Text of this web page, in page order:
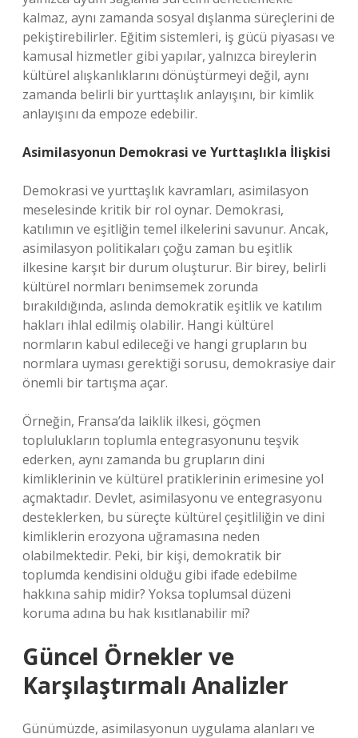
kalmaz, aynı zamanda sosyal dışlanma süreçlerini de
pekiştirebilirler. Eğitim sistemleri, iş gücü piyasası ve
kamusal hizmetler gibi yapılar, yalnızca bireylerin
kültürel alışkanlıklarını dönüştürmeyi değil, aynı
zamanda belirli bir yurttaşlık anlayışını, bir kimlik
anlayışını da empoze edebilir.
Asimilasyonun Demokrasi ve Yurttaşlıkla İlişkisi
Demokrasi ve yurttaşlık kavramları, asimilasyon
meselesinde kritik bir rol oynar. Demokrasi,
katılımın ve eşitliğin temel ilkelerini savunur. Ancak,
asimilasyon politikaları çoğu zaman bu eşitlik
ilkesine karşıt bir durum oluşturur. Bir birey, belirli
kültürel normları benimsemek zorunda
bırakıldığında, aslında demokratik eşitlik ve katılım
hakları ihlal edilmiş olabilir. Hangi kültürel
normların kabul edileceği ve hangi grupların bu
normlara uyması gerektiği sorusu, demokrasiye dair
önemli bir tartışma açar.
Örneğin, Fransa’da laiklik ilkesi, göçmen
toplulukların toplumla entegrasyonunu teşvik
ederken, aynı zamanda bu grupların dini
kimliklerinin ve kültürel pratiklerinin erimesine yol
açmaktadır. Devlet, asimilasyonu ve entegrasyonu
desteklerken, bu süreçte kültürel çeşitliliğin ve dini
kimliklerin erozyona uğramasına neden
olabilmektedir. Peki, bir kişi, demokratik bir
toplumda kendisini olduğu gibi ifade edebilme
hakkına sahip midir? Yoksa toplumsal düzeni
koruma adına bu hak kısıtlanabilir mi?
Güncel Örnekler ve
Karşılaştırmalı Analizler
Günümüzde, asimilasyonun uygulama alanları ve